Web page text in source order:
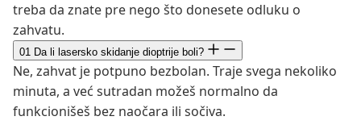
treba da znate pre nego što donesete odluku o
zahvatu.
01 Da li lasersko skidanje dioptrije boli?
Ne, zahvat je potpuno bezbolan. Traje svega nekoliko
minuta, a već sutradan možeš normalno da
funkcionišeš bez naočara ili sočiva.